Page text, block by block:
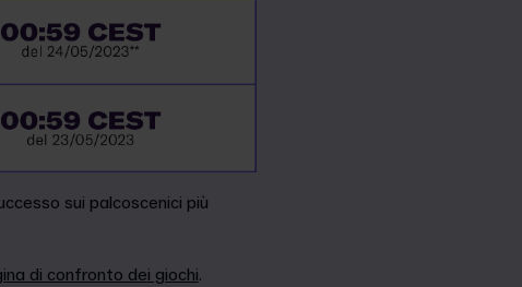
sui palcoscenici più
di confronto dei giochi.